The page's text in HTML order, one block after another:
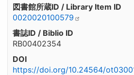
図書館所蔵ID / Library Item ID
0020020100579
書誌ID / Biblio ID
RB00402354
DOI
https://doi.org/10.24564/